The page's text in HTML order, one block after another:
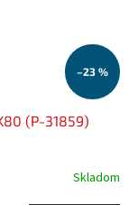
–23 %
(P-31859)
Skladom